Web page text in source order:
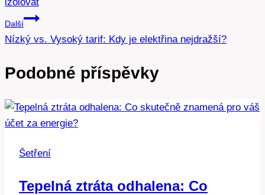
příspěvek
Další
Nízký vs. Vysoký tarif: Kdy je elektřina nejdražší?
Podobné příspěvky
Šetření
Tepelná ztráta odhalena: Co